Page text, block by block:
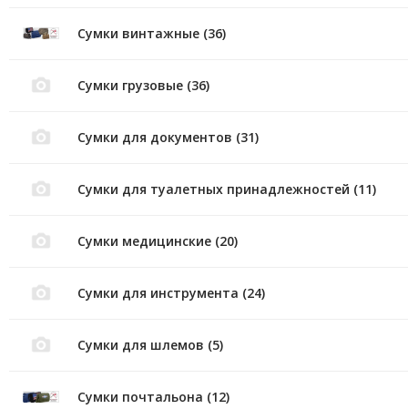
Сумки винтажные (36)
Сумки грузовые (36)
Сумки для документов (31)
Сумки для туалетных принадлежностей (11)
Сумки медицинские (20)
Сумки для инструмента (24)
Сумки для шлемов (5)
Сумки почтальона (12)